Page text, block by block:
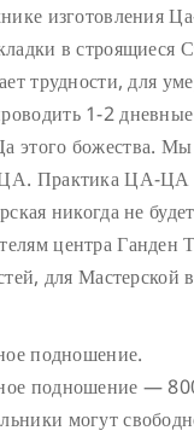
изготовления
в
трудности, для
1-2
этого божества.
Практика ЦА-ЦА
никогда не
центра Ганден
для Мастерской
подношение.
подношение —
могут